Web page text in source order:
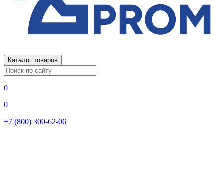
Каталог товаров
0
0
+7 (800) 300-62-06